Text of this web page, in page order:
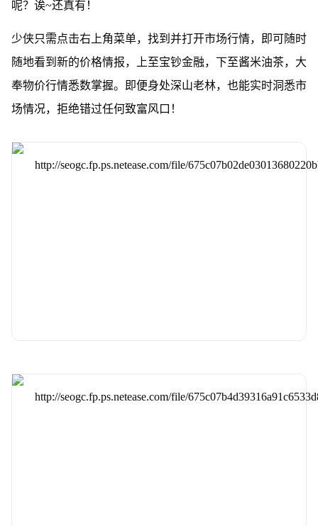
呢？诶~还真有！
少侠只需点击右上角菜单，找到并打开市场行情，即可随时
随地看到新的价格情报，上至宝钞金融，下至酱米油茶，大
奉物价行情悉数掌握。即便身处深山老林，也能实时洞悉市
场情况，拒绝错过任何致富风口！